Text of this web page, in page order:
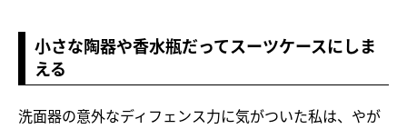
小さな陶器や香水瓶だってスーツケースにしま
える
洗面器の意外なディフェンス力に気がついた私は、やが